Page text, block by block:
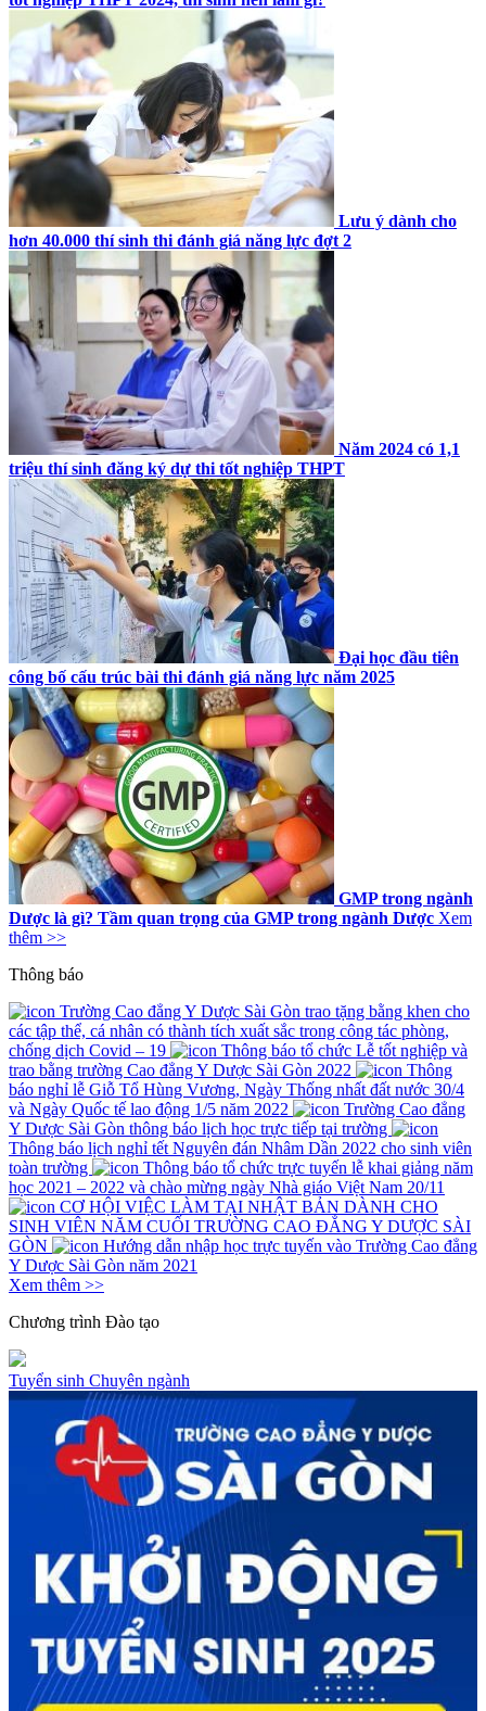
Lưu ý dành cho
hơn 40.000 thí sinh thi đánh giá năng lực đợt 2
Năm 2024 có 1,1
triệu thí sinh đăng ký dự thi tốt nghiệp THPT
Đại học đầu tiên
công bố cấu trúc bài thi đánh giá năng lực năm 2025
GMP trong ngành
Dược là gì? Tầm quan trọng của GMP trong ngành Dược Xem
thêm >>
Thông báo
Trường Cao đẳng Y Dược Sài Gòn trao tặng bằng khen cho
các tập thể, cá nhân có thành tích xuất sắc trong công tác phòng,
chống dịch Covid – 19
Thông báo tổ chức Lễ tốt nghiệp và
trao bằng trường Cao đẳng Y Dược Sài Gòn 2022
Thông
báo nghỉ lễ Giỗ Tổ Hùng Vương, Ngày Thống nhất đất nước 30/4
và Ngày Quốc tế lao động 1/5 năm 2022
Trường Cao đẳng
Y Dược Sài Gòn thông báo lịch học trực tiếp tại trường
Thông báo lịch nghỉ tết Nguyên đán Nhâm Dần 2022 cho sinh viên
toàn trường
Thông báo tổ chức trực tuyến lễ khai giảng năm
học 2021 – 2022 và chào mừng ngày Nhà giáo Việt Nam 20/11
CƠ HỘI VIỆC LÀM TẠI NHẬT BẢN DÀNH CHO
SINH VIÊN NĂM CUỐI TRƯỜNG CAO ĐẲNG Y DƯỢC SÀI
GÒN
Hướng dẫn nhập học trực tuyến vào Trường Cao đẳng
Y Dược Sài Gòn năm 2021
Xem thêm >>
Chương trình Đào tạo
Tuyển sinh Chuyên ngành